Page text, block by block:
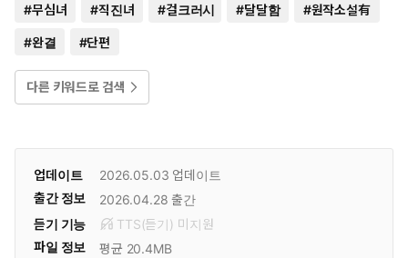
#무심녀 #직진녀 #걸크러시 #달달함 #원작소설有
#완결 #단편
다른 키워드로 검색
업데이트 2026.05.03 업데이트
출간 정보
2026.04.28 출간
듣기 기능
TTS(듣기) 미 지원
파일 정보
평균 20.4MB